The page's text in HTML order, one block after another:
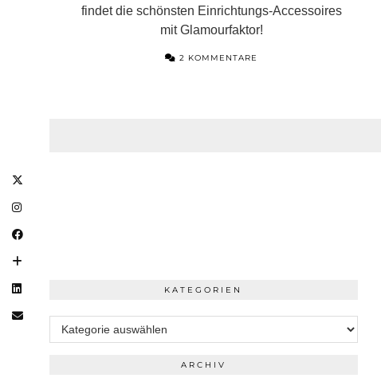
findet die schönsten Einrichtungs-Accessoires
mit Glamourfaktor!
2 KOMMENTARE
KATEGORIEN
Kategorien
ARCHIV